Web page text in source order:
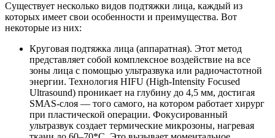
Существует несколько видов подтяжки лица, каждый из
которых имеет свои особенности и преимущества. Вот
некоторые из них:
Круговая подтяжка лица (аппаратная). Этот метод
представляет собой комплексное воздействие на все
зоны лица с помощью ультразвука или радиочастотной
энергии. Технология HIFU (High-Intensity Focused
Ultrasound) проникает на глубину до 4,5 мм, достигая
SMAS-слоя — того самого, на котором работает хирург
при пластической операции. Фокусированный
ультразвук создает термические микрозоны, нагревая